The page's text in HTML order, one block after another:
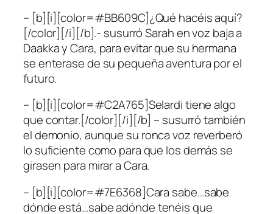
– [b][i][color=#BB609C]¿Qué hacéis aquí?
[/color][/i][/b].- susurró Sarah en voz baja a
Daakka y Cara, para evitar que su hermana
se enterase de su pequeña aventura por el
futuro.
– [b][i][color=#C2A765]Selardi tiene algo
que contar.[/color][/i][/b] – susurró también
el demonio, aunque su ronca voz reverberó
lo suficiente como para que los demás se
girasen para mirar a Cara.
– [b][i][color=#7E6368]Cara sabe…sabe
dónde está…sabe adónde tenéis que